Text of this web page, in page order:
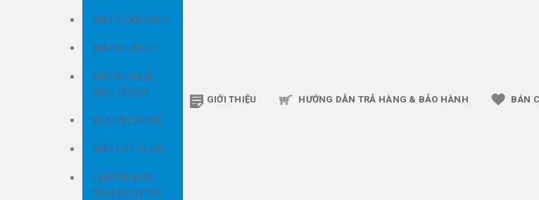
MÁY SCAN QUÉT
MÁY IN LASER
MÁY IN PHUN
MÀU EPSON
MỰC IN CANON
MÁY CẮT DECAL
LAPTOP MÁY
TÍNH XÁCH TAY
GIỚI THIỆU HƯỚNG DẪN TRẢ HÀNG & BẢO HÀNH BÁN